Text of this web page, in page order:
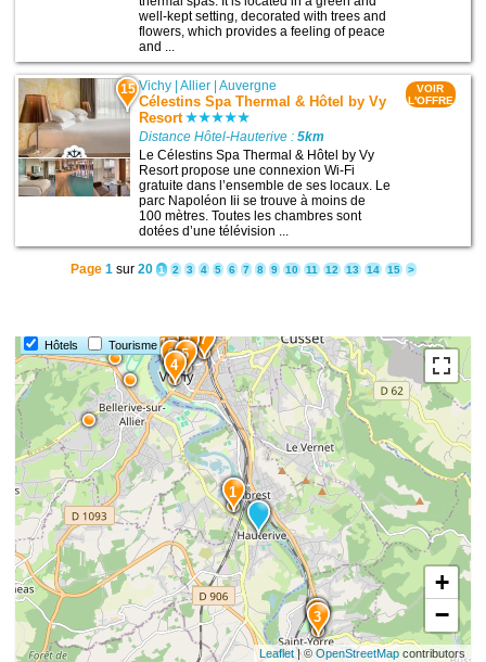
well-kept setting, decorated with trees and
flowers, which provides a feeling of peace
and ...
15 Vichy |Allier |Auvergne
Célestins Spa Thermal & Hôtel by Vy
Resort
Distance Hôtel-Hauterive :5km
Le Célestins Spa Thermal & Hôtel by Vy
Resort propose une connexion Wi-Fi
gratuite dans l’ensemble de ses locaux. Le
parc Napoléon Iii se trouve à moins de
100 mètres. Toutes les chambres sont
dotées d’une télévision ...
VOIR
L'OFFRE
Page 1sur 20 1 2 3 4 5 6 7 8 9 10 11 12 13 14 15 >
Hôtels Tourisme15
14
13
12
1110
9
8 7
6 5
4
3
2
1
+
−
Leaflet| © OpenStreetMapcontributors